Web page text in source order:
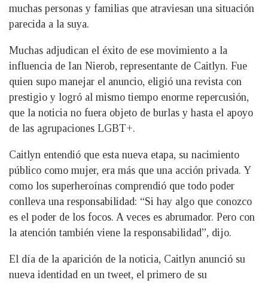
muchas personas y familias que atraviesan una situación
parecida a la suya.
Muchas adjudican el éxito de ese movimiento a la
influencia de Ian Nierob, representante de Caitlyn. Fue
quien supo manejar el anuncio, eligió una revista con
prestigio y logró al mismo tiempo enorme repercusión,
que la noticia no fuera objeto de burlas y hasta el apoyo
de las agrupaciones LGBT+.
Caitlyn entendió que esta nueva etapa, su nacimiento
público como mujer, era más que una acción privada. Y
como los superheroínas comprendió que todo poder
conlleva una responsabilidad: “Si hay algo que conozco
es el poder de los focos. A veces es abrumador. Pero con
la atención también viene la responsabilidad”, dijo.
El día de la aparición de la noticia, Caitlyn anunció su
nueva identidad en un tweet, el primero de su